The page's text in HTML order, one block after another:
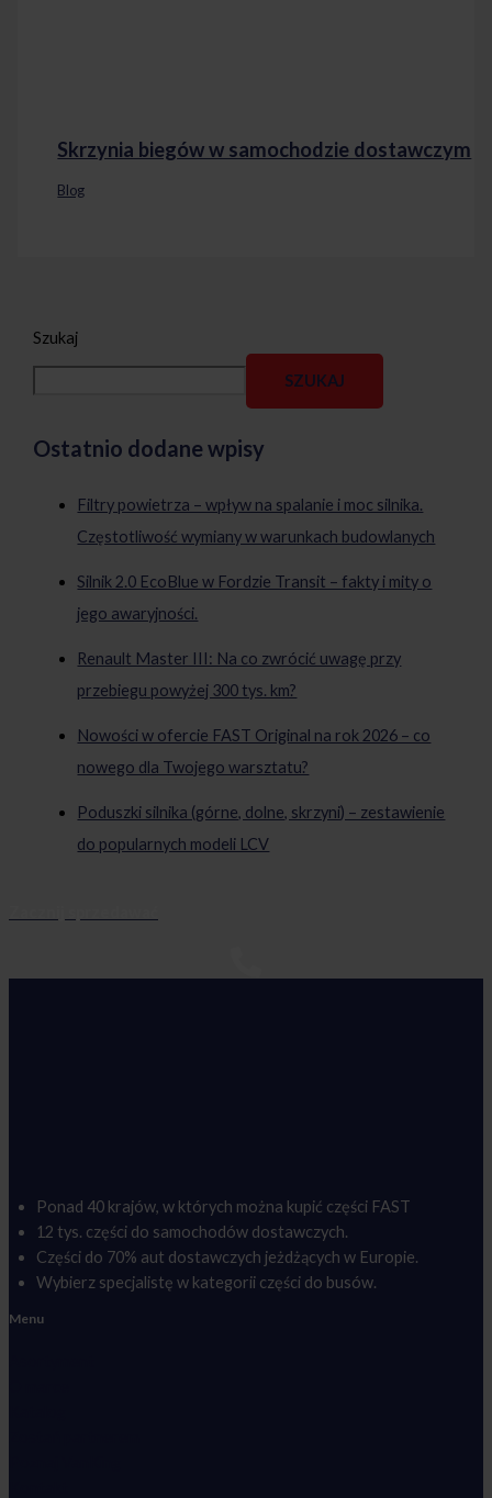
Skrzynia biegów w samochodzie dostawczym
Blog
Szukaj
SZUKAJ
Ostatnio dodane wpisy
Filtry powietrza – wpływ na spalanie i moc silnika.
Częstotliwość wymiany w warunkach budowlanych
Silnik 2.0 EcoBlue w Fordzie Transit – fakty i mity o
jego awaryjności.
Renault Master III: Na co zwrócić uwagę przy
przebiegu powyżej 300 tys. km?
Nowości w ofercie FAST Original na rok 2026 – co
nowego dla Twojego warsztatu?
Poduszki silnika (górne, dolne, skrzyni) – zestawienie
do popularnych modeli LCV
Ponad 40 krajów, w których można kupić części FAST
12 tys. części do samochodów dostawczych.
Części do 70% aut dostawczych jeżdżących w Europie.
Wybierz specjalistę w kategorii części do busów.
Menu